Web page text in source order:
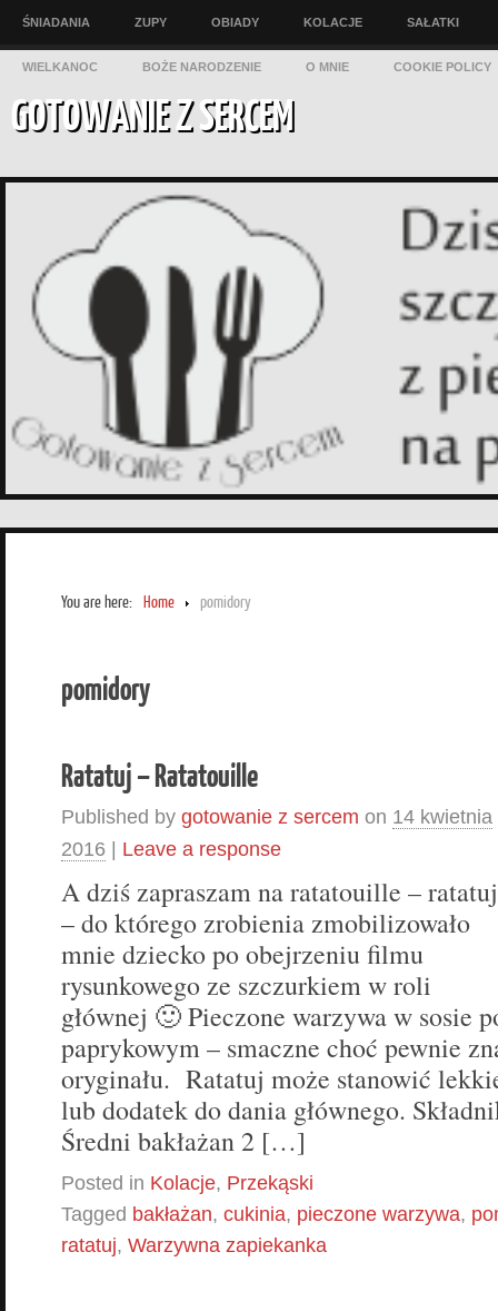
ŚNIADANIA ZUPY OBIADY KOLACJE SAŁATKI
WIELKANOC BOŻE NARODZENIE O MNIE COOKIE POLICY
GOTOWANIE Z SERCEM
You are here: Home pomidory
pomidory
Ratatuj – Ratatouille
Published by gotowanie z sercem on 14 kwietnia
2016 | Leave a response
A dziś zapraszam na ratatouille – ratatuj
– do którego zrobienia zmobilizowało
mnie dziecko po obejrzeniu filmu
rysunkowego ze szczurkiem w roli
głównej 🙂 Pieczone warzywa w sosie
paprykowym – smaczne choć pewnie
oryginału. Ratatuj może stanowić
lub dodatek do dania głównego.
Średni bakłażan 2 […]
Posted in Kolacje, Przekąski
Tagged bakłażan, cukinia, pieczone warzywa,
ratatuj, Warzywna zapiekanka